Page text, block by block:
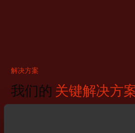
解决方案
我们的 关键解决方